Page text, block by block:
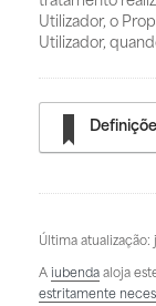
Utilizador, o
Utilizador,
Última
A iubenda aloja
estritamente